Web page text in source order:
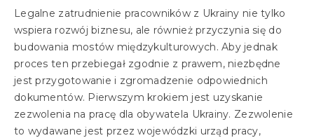
Legalne zatrudnienie pracowników z Ukrainy nie tylko
wspiera rozwój biznesu, ale również przyczynia się do
budowania mostów międzykulturowych. Aby jednak
proces ten przebiegał zgodnie z prawem, niezbędne
jest przygotowanie i zgromadzenie odpowiednich
dokumentów. Pierwszym krokiem jest uzyskanie
zezwolenia na pracę dla obywatela Ukrainy. Zezwolenie
to wydawane jest przez wojewódzki urząd pracy,